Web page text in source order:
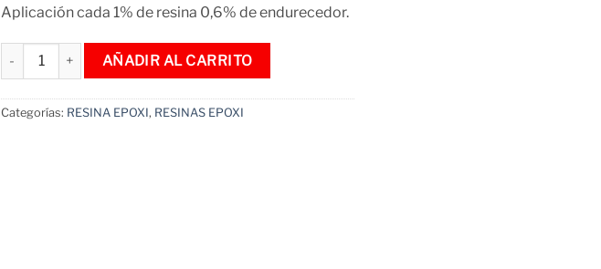
Aplicación cada 1% de resina 0,6% de endurecedor.
Resina Epoxi Con Endurecedor 400 g cantidad
AÑADIR AL CARRITO
Categorías: RESINA EPOXI, RESINAS EPOXI